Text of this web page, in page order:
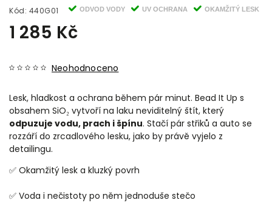
Kód: 440G01 ODVOD VODY UV OCHRANA OKAMŽITÝ LESK
1 285 Kč
Neohodnoceno
Lesk, hladkost a ochrana během pár minut. Bead It Up s
obsahem SiO₂ vytvoří na laku neviditelný štít, který
odpuzuje vodu, prach i špínu. Stačí pár střiků a auto se
rozzáří do zrcadlového lesku, jako by právě vyjelo z
detailingu.
✅ Okamžitý lesk a kluzký povrh
✅ Voda i nečistoty po něm jednoduše stečo